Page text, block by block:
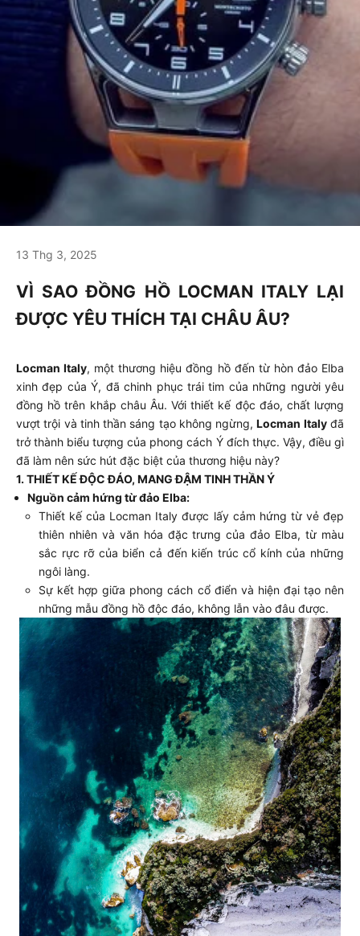
13 Thg 3, 2025
VÌ SAO ĐỒNG HỒ LOCMAN ITALY LẠI
ĐƯỢC YÊU THÍCH TẠI CHÂU ÂU?
Locman Italy, một thương hiệu đồng hồ đến từ hòn đảo Elba
xinh đẹp của Ý, đã chinh phục trái tim của những người yêu
đồng hồ trên khắp châu Âu. Với thiết kế độc đáo, chất lượng
vượt trội và tinh thần sáng tạo không ngừng,Locman Italyđã
trở thành biểu tượng của phong cách Ý đích thực. Vậy, điều gì
đã làm nên sức hút đặc biệt của thương hiệu này?
1. THIẾT KẾ ĐỘC ĐÁO, MANG ĐẬM TINH THẦN Ý
Nguồn cảm hứng từ đảo Elba:
Thiết kế của Locman Italy được lấy cảm hứng từ vẻ đẹp
thiên nhiên và văn hóa đặc trưng của đảo Elba, từ màu
sắc rực rỡ của biển cả đến kiến trúc cổ kính của những
ngôi làng.
Sự kết hợp giữa phong cách cổ điển và hiện đại tạo nên
những mẫu đồng hồ độc đáo, không lẫn vào đâu được.